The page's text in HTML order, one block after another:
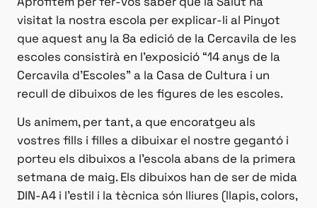
visitat la nostra escola per explicar-li al Pinyot
que aquest any la 8a edició de la Cercavila de les
escoles consistirà en l’exposició “14 anys de la
Cercavila d’Escoles” a la Casa de Cultura i un
recull de dibuixos de les figures de les escoles.
Us animem, per tant, a que encoratgeu als
vostres fills i filles a dibuixar el nostre gegantó i
porteu els dibuixos a l’escola abans de la primera
setmana de maig. Els dibuixos han de ser de mida
DIN-A4 i l’estil i la tècnica són lliures (llapis, colors,